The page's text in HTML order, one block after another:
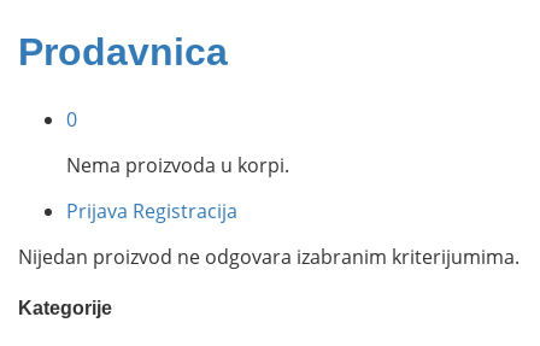
Prodavnica
0
Nema proizvoda u korpi.
Prijava Registracija
Nijedan proizvod ne odgovara izabranim kriterijumima.
Kategorije